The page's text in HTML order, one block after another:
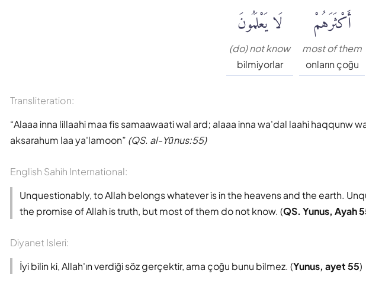
أَكْثَرَهُمْ
most of them
onların çoğu
لَا يَعْلَمُونَ
(do) not know
bilmiyorlar
Transliteration:
Alaaa inna lillaahi maa fis samaawaati wal ard; alaaa inna wa'dal laahi haqqunw
aksarahum laa ya'lamoon (QS. al-Yūnus:55)
English Sahih International:
Unquestionably, to Allah belongs whatever is in the heavens and the earth.
the promise of Allah is truth, but most of them do not know. (QS. Yunus, Ayah
Diyanet Isleri:
İyi bilin ki, Allah'ın verdiği söz gerçektir, ama çoğu bunu bilmez. (Yunus, ayet 55)